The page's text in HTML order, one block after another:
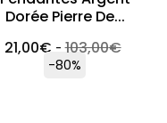
Dorée Pierre De...
21,00€ -103,00€
-80%